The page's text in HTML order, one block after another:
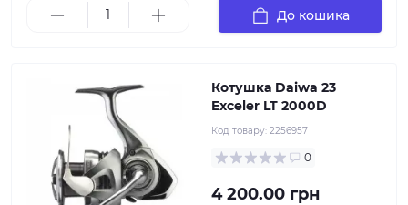
До кошика
Котушка Daiwa 23
Exceler LT 2000D
Код товару: 2256957
0
4 200.00 грн